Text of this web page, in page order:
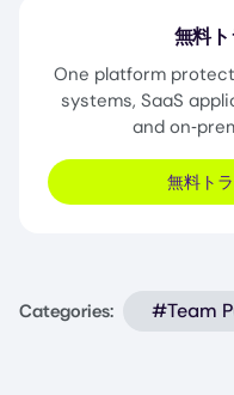
無料
One platform
systems, SaaS
and
無料ト
Categories: #Team